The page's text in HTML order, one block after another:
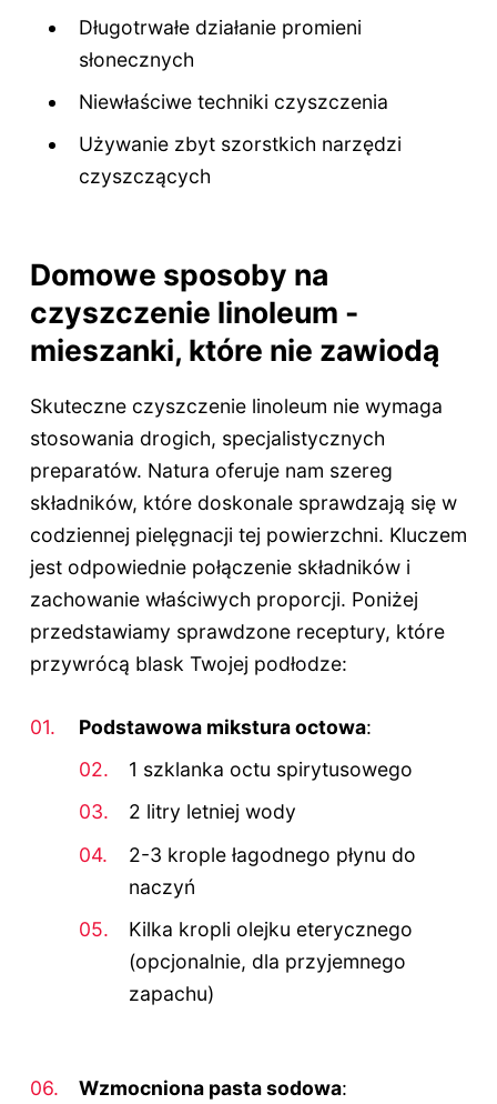
Długotrwałe działanie promieni
słonecznych
Niewłaściwe techniki czyszczenia
Używanie zbyt szorstkich narzędzi
czyszczących
Domowe sposoby na
czyszczenie linoleum -
mieszanki, które nie zawiodą
Skuteczne czyszczenie linoleum nie wymaga
stosowania drogich, specjalistycznych
preparatów. Natura oferuje nam szereg
składników, które doskonale sprawdzają się w
codziennej pielęgnacji tej powierzchni. Kluczem
jest odpowiednie połączenie składników i
zachowanie właściwych proporcji. Poniżej
przedstawiamy sprawdzone receptury, które
przywrócą blask Twojej podłodze:
Podstawowa mikstura octowa:
1 szklanka octu spirytusowego
2 litry letniej wody
2-3 krople łagodnego płynu do
naczyń
Kilka kropli olejku eterycznego
(opcjonalnie, dla przyjemnego
zapachu)
Wzmocniona pasta sodowa: